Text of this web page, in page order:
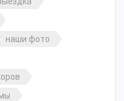
наши фото